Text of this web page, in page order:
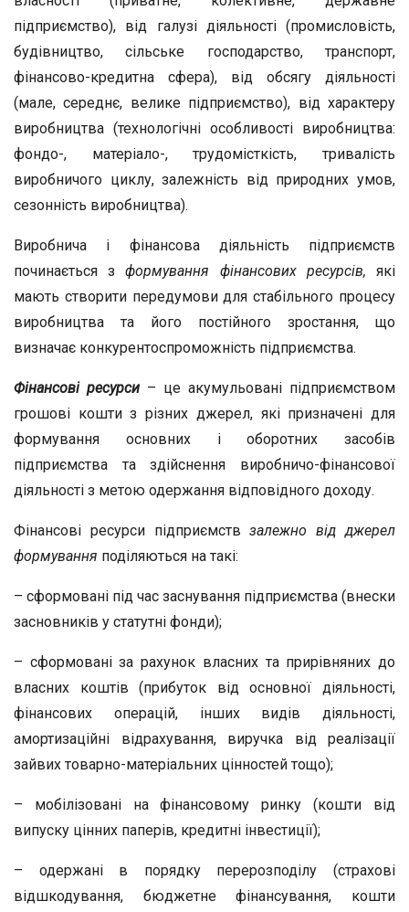
підприємство), від галузі діяльності (промисловість,
будівництво, сільське господарство, транспорт,
фінансово-кредитна сфера), від обсягу діяльності
(мале, середнє, велике підприємство), від характеру
виробництва (технологічні особливості виробництва:
фондо-, матеріало-, трудомісткість, тривалість
виробничого циклу, залежність від природних умов,
сезонність виробництва).
Виробнича і фінансова діяльність підприємств
починається зформування фінансових ресурсів,які
мають створити передумови для стабільного процесу
виробництва та його постійного зростання, що
визначає конкурентоспроможність підприємства.
Фінансові ресурси – це акумульовані підприємством
грошові кошти з різних джерел, які призначені для
формування основних і оборотних засобів
підприємства та здійснення виробничо-фінансової
діяльності з метою одержання відповідного доходу.
Фінансові ресурси підприємствзалежно від джерел
формування поділяються на такі:
– сформовані під час заснування підприємства (внески
засновників у статутні фонди);
– сформовані за рахунок власних та прирівняних до
власних коштів (прибуток від основної діяльності,
фінансових операцій, інших видів діяльності,
амортизаційні відрахування, виручка від реалізації
зайвих товарно-матеріальних цінностей тощо);
– мобілізовані на фінансовому ринку (кошти від
випуску цінних паперів, кредитні інвестиції);
– одержані в порядку перерозподілу (страхові
відшкодування, бюджетне фінансування, кошти